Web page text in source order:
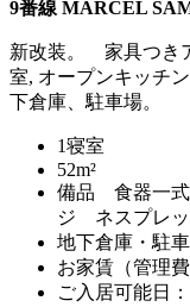
9番線 MARCEL
新改装。 家具つき
室, オープンキッチ
下倉庫、駐車場。
1寝室
52m²
備品 食器一
ジ ネスプレ
地下倉庫・駐
お家賃（管理
ご入居可能日